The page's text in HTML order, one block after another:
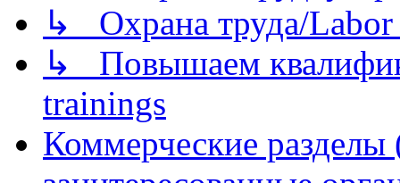
↳ Охрана труда/Labor
↳ Повышаем
trainings
Коммерческие